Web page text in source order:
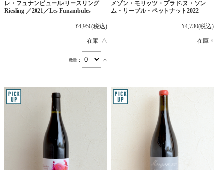
レ・フュナンビュール/リースリング
Riesling ／2021／Les Funambules
¥4,950(税込)
在庫 △
数量： 本
メゾン・モリッツ・プラド/ヌ・ソン
ム・リーブル・ペットナット2022
¥4,730(税込)
在庫 ×